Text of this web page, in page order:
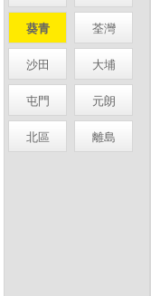
葵青 荃灣
沙田 大埔
屯門 元朗
北區 離島